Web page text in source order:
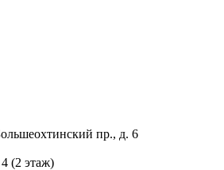
пр., д. 6
(2 этаж)